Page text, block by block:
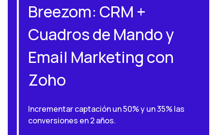
Breezom: CRM +
Cuadros de Mando y
Email Marketing con
Zoho
Incrementar captación un 50% y un 35% las
conversiones en 2 años.